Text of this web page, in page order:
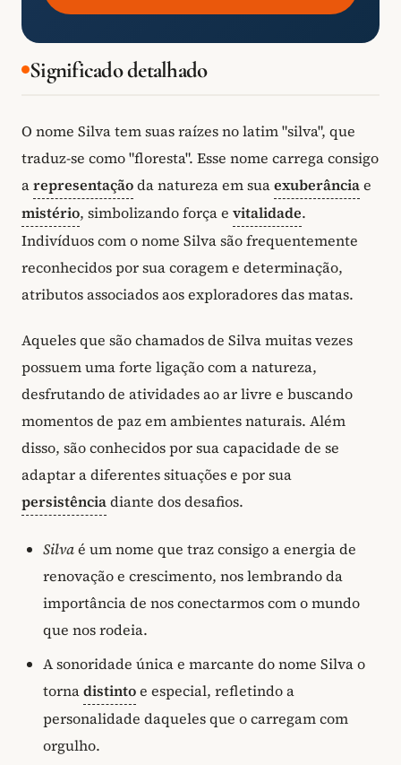
Significado detalhado
O nome Silva tem suas raízes no latim "silva", que
traduz-se como "floresta". Esse nome carrega consigo
arepresentaçãoda natureza em suaexuberânciae
mistério, simbolizando força e vitalidade.
Indivíduos com o nome Silva são frequentemente
reconhecidos por sua coragem e determinação,
atributos associados aos exploradores das matas.
Aqueles que são chamados de Silva muitas vezes
possuem uma forte ligação com a natureza,
desfrutando de atividades ao ar livre e buscando
momentos de paz em ambientes naturais. Além
disso, são conhecidos por sua capacidade de se
adaptar a diferentes situações e por sua
persistênciadiante dos desafios.
Silvaé um nome que traz consigo a energia de
renovação e crescimento, nos lembrando da
importância de nos conectarmos com o mundo
que nos rodeia.
A sonoridade única e marcante do nome Silva o
tornadistintoe especial, refletindo a
personalidade daqueles que o carregam com
orgulho.